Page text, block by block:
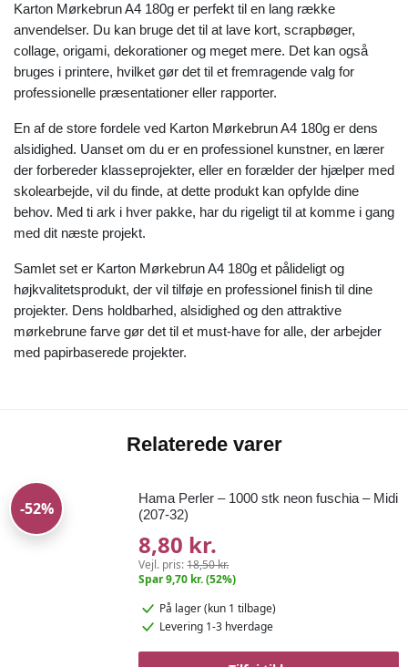
Karton Mørkebrun A4 180g er perfekt til en lang række
anvendelser. Du kan bruge det til at lave kort, scrapbøger,
collage, origami, dekorationer og meget mere. Det kan også
bruges i printere, hvilket gør det til et fremragende valg for
professionelle præsentationer eller rapporter.
En af de store fordele ved Karton Mørkebrun A4 180g er dens
alsidighed. Uanset om du er en professionel kunstner, en lærer
der forbereder klasseprojekter, eller en forælder der hjælper med
skolearbejde, vil du finde, at dette produkt kan opfylde dine
behov. Med ti ark i hver pakke, har du rigeligt til at komme i gang
med dit næste projekt.
Samlet set er Karton Mørkebrun A4 180g et pålideligt og
højkvalitetsprodukt, der vil tilføje en professionel finish til dine
projekter. Dens holdbarhed, alsidighed og den attraktive
mørkebrune farve gør det til et must-have for alle, der arbejder
med papirbaserede projekter.
Relaterede varer
-52%
Hama Perler – 1000 stk neon fuschia – Midi
(207-32)
8,80 kr.
Vejl. pris:18,50 kr.
Spar 9,70 kr. (52%)
På lager(kun 1 tilbage)
Levering 1-3 hverdage